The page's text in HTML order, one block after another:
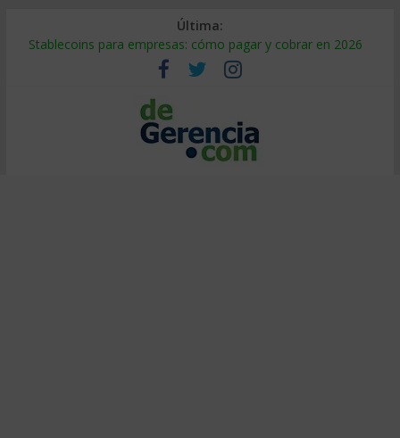
Última:
Stablecoins para empresas: cómo pagar y cobrar en 2026
Despido silencioso: qué es y por qué sale tan caro
IA en selección de personal: cómo auditarla a tiempo
Trabajo forzoso en la cadena de suministro: qué hacer
Mercado hispano de EE. UU.: cómo segmentarlo y venderle